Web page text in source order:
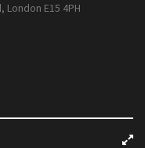
E15 4PH